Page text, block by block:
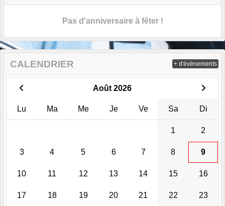
Pas d'anniversaire à fêter !
CALENDRIER
Août 2026
Lu Ma Me Je Ve Sa Di
1 2
3 4 5 6 7 8 9
10 11 12 13 14 15 16
17 18 19 20 21 22 23
+ d'évènements